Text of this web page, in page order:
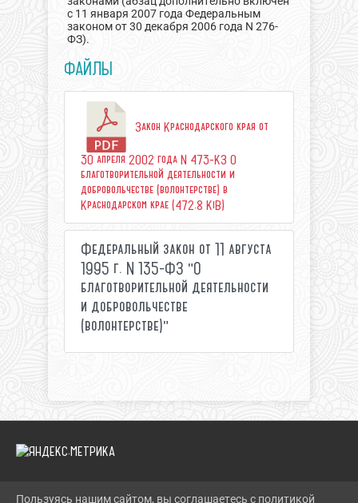
с 11 января 2007 года Федеральным
законом от 30 декабря 2006 года N 276-
ФЗ).
ФАЙЛЫ
Закон Краснодарского края от
30 апреля 2002 года N 473-КЗ О
благотворительной деятельности и
добровольчестве (волонтерстве) в
Краснодарском крае (472.8 KiB)
Федеральный закон от 11 августа
1995 г. N 135-ФЗ "О
благотворительной деятельности
и добровольчестве
(волонтерстве)"
Пользуясь нашим сайтом, вы соглашаетесь с политикой